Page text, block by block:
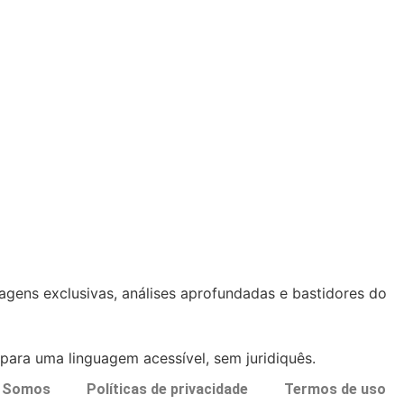
exclusivas, análises aprofundadas e bastidores do
uma linguagem acessível, sem juridiquês.
Somos Políticas de privacidade Termos de uso